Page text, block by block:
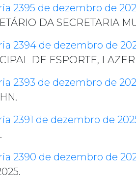
2395 de dezembro de
DA SECRETARIA
2394 de dezembro de
DE ESPORTE,
2393 de dezembro de
2391 de dezembro de
2390 de dezembro de